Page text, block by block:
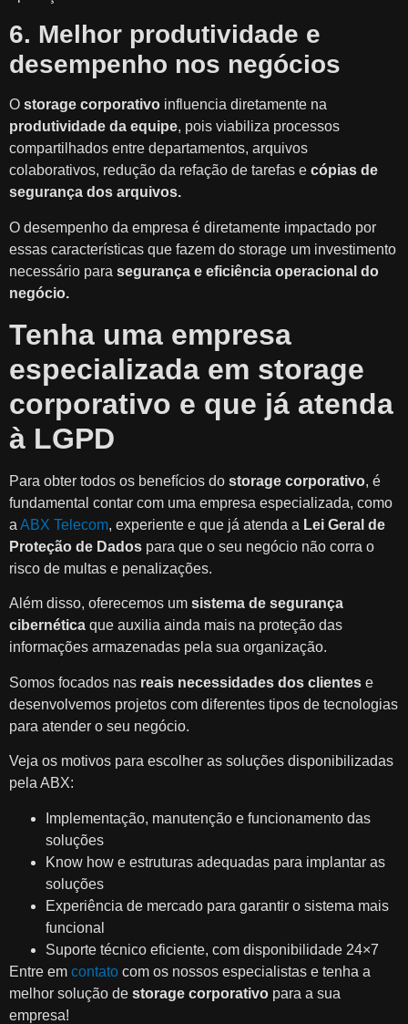
6. Melhor produtividade e
desempenho nos negócios
O storage corporativo influencia diretamente na
produtividade da equipe, pois viabiliza processos
compartilhados entre departamentos, arquivos
colaborativos, redução da refação de tarefas e cópias de
segurança dos arquivos.
O desempenho da empresa é diretamente impactado por
essas características que fazem do storage um investimento
necessário para segurança e eficiência operacional do
negócio.
Tenha uma empresa
especializada em storage
corporativo e que já atenda
à LGPD
Para obter todos os benefícios do storage corporativo, é
fundamental contar com uma empresa especializada, como
a ABX Telecom, experiente e que já atenda a Lei Geral de
Proteção de Dados para que o seu negócio não corra o
risco de multas e penalizações.
Além disso, oferecemos um sistema de segurança
cibernética que auxilia ainda mais na proteção das
informações armazenadas pela sua organização.
Somos focados nas reais necessidades dos clientes e
desenvolvemos projetos com diferentes tipos de tecnologias
para atender o seu negócio.
Veja os motivos para escolher as soluções disponibilizadas
pela ABX:
Implementação, manutenção e funcionamento das
soluções
Know how e estruturas adequadas para implantar as
soluções
Experiência de mercado para garantir o sistema mais
funcional
Suporte técnico eficiente, com disponibilidade 24×7
Entre em contato com os nossos especialistas e tenha a
melhor solução de storage corporativo para a sua
empresa!